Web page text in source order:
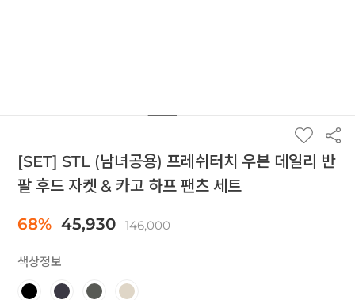
[SET] STL (남녀공용) 프레쉬터치 우븐 데일리 반
팔 후드 자켓 & 카고 하프 팬츠 세트
68% 45,930 146,000
색상정보